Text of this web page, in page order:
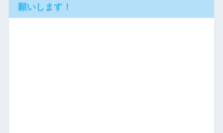
願いします！